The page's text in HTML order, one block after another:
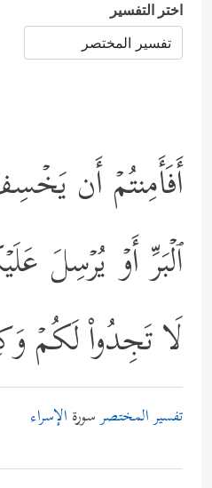
اختر التفسير
أَفَأَمِنتُمۡ أَن
ٱلۡبَرِّ أَوۡ یُرۡسِلَ
لَا تَجِدُواْ لَكُمۡ
تفسير المختصرسورة الإسراء